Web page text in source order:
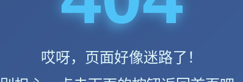
哎呀，页面好像迷路了！